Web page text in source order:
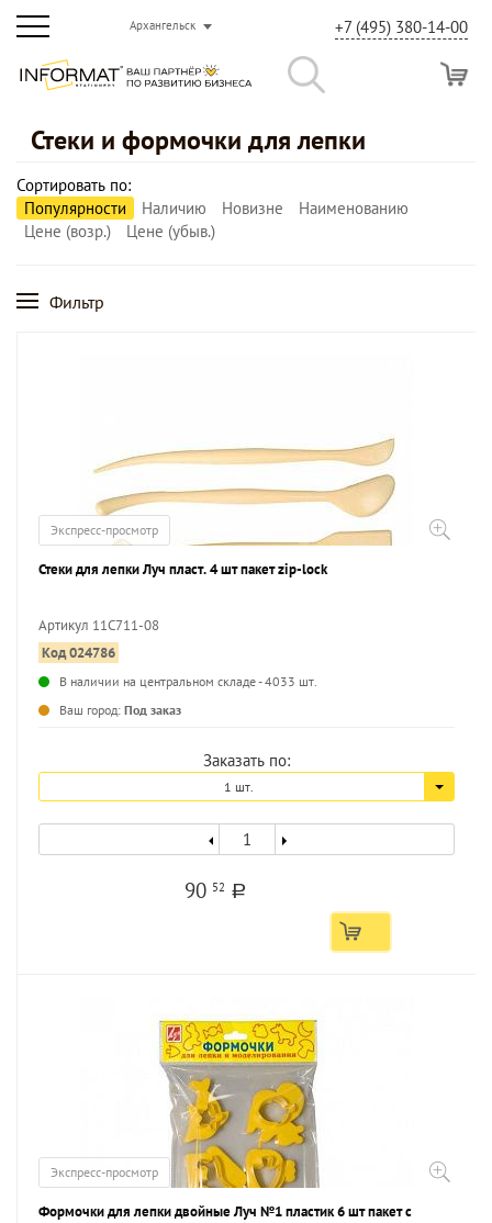
Архангельск +7 (495) 380-14-00
Стеки и формочки для лепки
Сортировать по:
Популярности
Наличию Новизне
Наименованию
Цене (возр.)
Цене (убыв.)
Фильтр
Экспресс-просмотр
Стеки для лепки Луч пласт. 4 шт пакет zip-lock
Артикул 11С711-08
Код 024786
В наличии на центральном складе - 4033 шт.
Ваш город: Под заказ
Заказать по:
1 шт.
90 52 a
Экспресс-просмотр
Формочки для лепки двойные Луч №1 пластик 6 шт пакет с